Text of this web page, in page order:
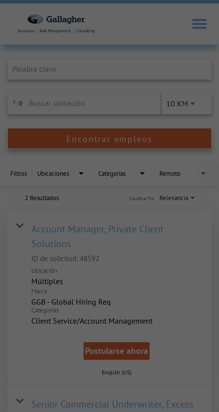
10 KM
Encontrar empleos
Filtros Ubicaciones Categorías Remoto
2 Resultados Relevancia
Clasificar Por
Account Manager, Private Client
Solutions
ID de solicitud: 48592
Ubicación
Múltiples
Marca
GGB - Global Hiring Req
Categorías
Client Service/Account Management
Postularse ahora
English (US)
Senior Commercial Underwriter, Excess